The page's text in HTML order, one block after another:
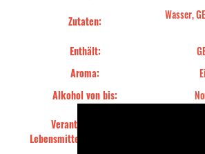
Zutaten:
Wasser,
Enthält:
Aroma:
Alkohol von bis:
Verantwortliches
Lebensmittelunternehmen::